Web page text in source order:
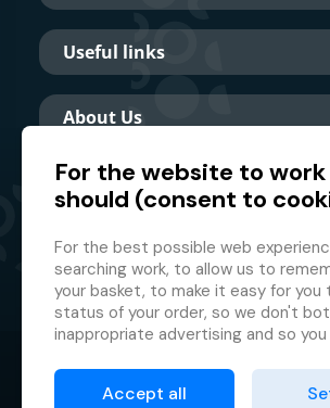
Useful links
About Us
Main partner
© 2026 GMF Aquapark
For the website to work
should (consent to
For the best possible web
searching work, to allow us to
your basket, to make it easy for
status of your order, so we don't
inappropriate advertising and so
This is why we need your consent
Accept all